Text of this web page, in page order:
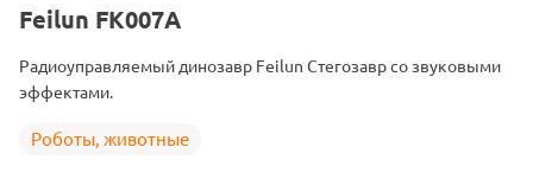
ШтрихКод
Feilun FK007A
Радиоуправляемый динозавр Feilun Стегозавр со звуковыми
эффектами.
Роботы, животные